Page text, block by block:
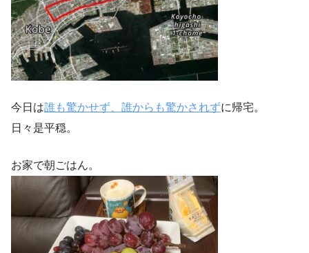
今日は誰も驚かせず、誰からも驚かされずに帰宅。
日々是平穏。
お家で朝ごはん。